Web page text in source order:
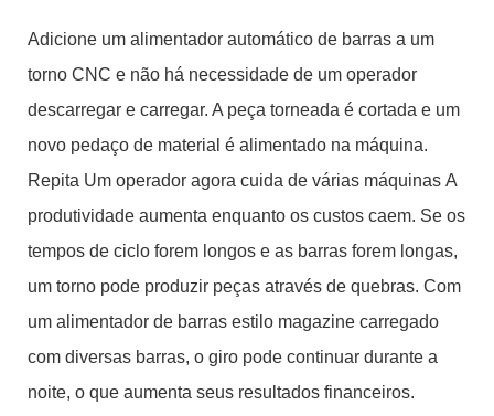
Adicione um alimentador automático de barras a um
torno CNC e não há necessidade de um operador
descarregar e carregar. A peça torneada é cortada e um
novo pedaço de material é alimentado na máquina.
Repita Um operador agora cuida de várias máquinas A
produtividade aumenta enquanto os custos caem. Se os
tempos de ciclo forem longos e as barras forem longas,
um torno pode produzir peças através de quebras. Com
um alimentador de barras estilo magazine carregado
com diversas barras, o giro pode continuar durante a
noite, o que aumenta seus resultados financeiros.